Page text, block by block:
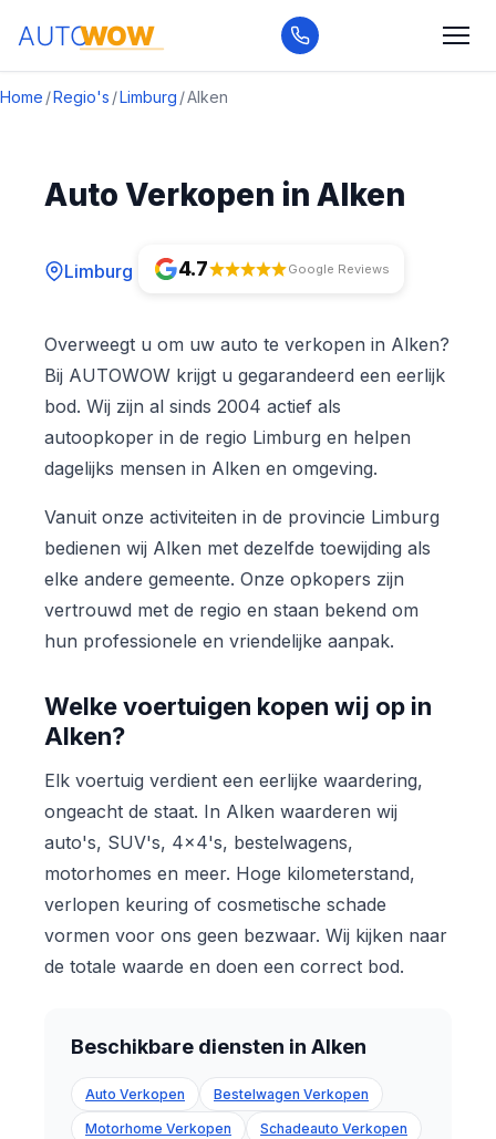
Home /Regio's /Limburg /Alken
Auto Verkopen in Alken
Limburg 4.7 Google Reviews
Overweegt u om uw auto te verkopen in Alken?
Bij AUTOWOW krijgt u gegarandeerd een eerlijk
bod. Wij zijn al sinds 2004 actief als
autoopkoper in de regio Limburg en helpen
dagelijks mensen in Alken en omgeving.
Vanuit onze activiteiten in de provincie Limburg
bedienen wij Alken met dezelfde toewijding als
elke andere gemeente. Onze opkopers zijn
vertrouwd met de regio en staan bekend om
hun professionele en vriendelijke aanpak.
Welke voertuigen kopen wij op in
Alken?
Elk voertuig verdient een eerlijke waardering,
ongeacht de staat. In Alken waarderen wij
auto's, SUV's, 4x4's, bestelwagens,
motorhomes en meer. Hoge kilometerstand,
verlopen keuring of cosmetische schade
vormen voor ons geen bezwaar. Wij kijken naar
de totale waarde en doen een correct bod.
Beschikbare diensten in Alken
Auto Verkopen Bestelwagen Verkopen
Motorhome Verkopen Schadeauto Verkopen